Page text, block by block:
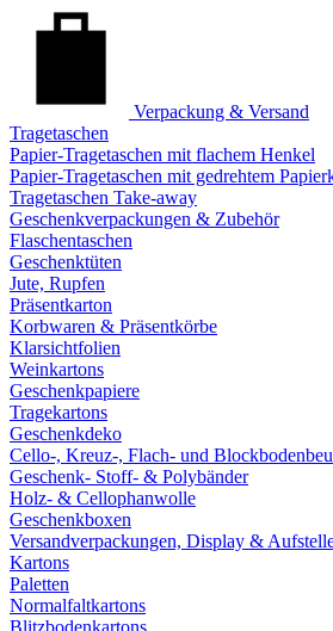
Verpackung & Versand
Tragetaschen
Papier-Tragetaschen mit flachem Henkel
Papier-Tragetaschen mit gedrehtem
Tragetaschen Take-away
Geschenkverpackungen & Zubehör
Flaschentaschen
Geschenktüten
Jute, Rupfen
Präsentkarton
Korbwaren & Präsentkörbe
Klarsichtfolien
Weinkartons
Geschenkpapiere
Tragekartons
Geschenkdeko
Cello-, Kreuz-, Flach- und
Geschenk- Stoff- & Polybänder
Holz- & Cellophanwolle
Geschenkboxen
Versandverpackungen, Display &
Kartons
Paletten
Normalfaltkartons